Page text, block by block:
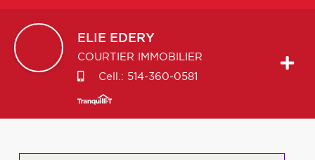
ELIE EDERY
COURTIER IMMOBILIER
Cell.: 514-360-0581